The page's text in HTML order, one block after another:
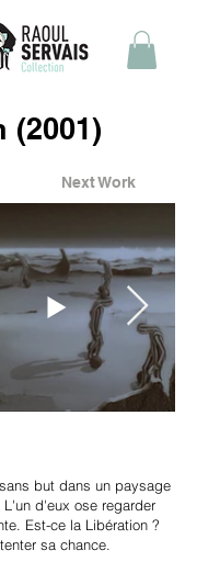
(2001)
Next Work
but dans un paysage
d'eux ose regarder
Est-ce la Libération ?
sa chance.